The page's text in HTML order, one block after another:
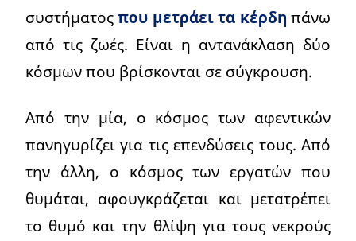
συστήματοςπου μετράει τα κέρδη πάνω
από τις ζωές. Είναι η αντανάκλαση δύο
κόσμων που βρίσκονται σε σύγκρουση.
Από την μία, ο κόσμος των αφεντικών
πανηγυρίζει για τις επενδύσεις τους. Από
την άλλη, ο κόσμος των εργατών που
θυμάται, αφουγκράζεται και μετατρέπει
το θυμό και την θλίψη για τους νεκρούς